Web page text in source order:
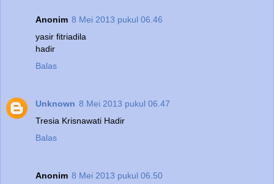
Anonim 8 Mei 2013 pukul 06.46
yasir fitriadila
hadir
Balas
Unknown 8 Mei 2013 pukul 06.47
Tresia Krisnawati Hadir
Balas
Anonim 8 Mei 2013 pukul 06.50